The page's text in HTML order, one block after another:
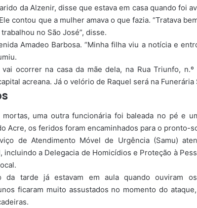
da Alzenir, disse que estava em casa quando foi
contou que a mulher amava o que fazia. “Tratava
no São José”, disse.
Amadeo Barbosa. “Minha filha viu a notícia e
ocorrer na casa da mãe dela, na Rua Triunfo,
acreana. Já o velório de Raquel será na Funerária
mortas, uma outra funcionária foi baleada no pé e
Acre, os feridos foram encaminhados para o pronto-
de Atendimento Móvel de Urgência (Samu)
incluindo a Delegacia de Homicídios e Proteção à
da tarde já estavam em aula quando ouviram
ficaram muito assustados no momento do